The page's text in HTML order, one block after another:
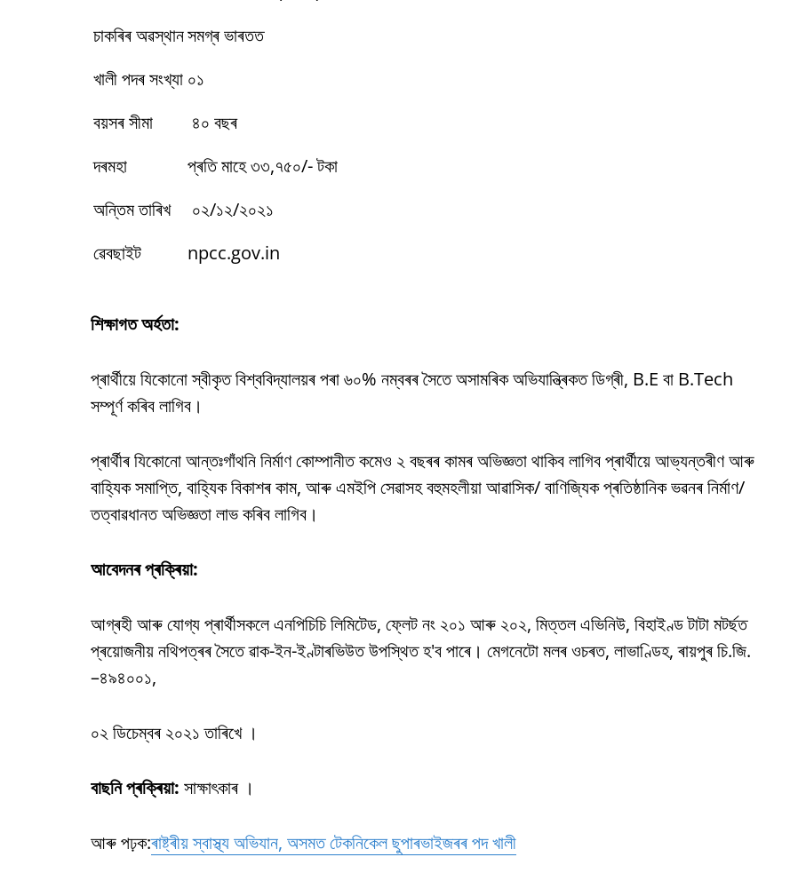
চাকৰিৰ অৱস্থানসমগ্ৰ ভাৰতত
খালী পদৰ সংখ্যা ০১
বয়সৰ সীমা
৪০ বছৰ
দৰমহা
প্ৰতি মাহে ৩৩,৭৫০/- টকা
অন্তিম তাৰিখ
০২/১২/২০২১
ৱেবছাইট
npcc.gov.in
শিক্ষাগত অৰ্হতা:
প্ৰাৰ্থীয়ে যিকোনো স্বীকৃত বিশ্ববিদ্যালয়ৰ পৰা ৬০% নম্বৰৰ সৈতে অসামৰিক অভিযান্ত্ৰিকত ডিগ্ৰী, B.E বা B.Tech
সম্পূৰ্ণ কৰিব লাগিব।
প্ৰাৰ্থীৰ যিকোনো আন্তঃগাঁথনি নিৰ্মাণ কোম্পানীত কমেও ২ বছৰৰ কামৰ অভিজ্ঞতা থাকিব লাগিব প্ৰাৰ্থীয়ে আভ্যন্তৰীণ আৰু
বাহ্যিক সমাপ্তি, বাহ্যিক বিকাশৰ কাম, আৰু এমইপি সেৱাসহ বহুমহলীয়া আৱাসিক/ বাণিজ্যিক প্ৰতিষ্ঠানিক ভৱনৰ নিৰ্মাণ/
তত্বাৱধানত অভিজ্ঞতা লাভ কৰিব লাগিব।
আবেদনৰ প্ৰক্ৰিয়া:
আগ্ৰহী আৰু যোগ্য প্ৰাৰ্থীসকলে এনপিচিচি লিমিটেড, ফ্লেট নং ২০১ আৰু ২০২, মিত্তল এভিনিউ, বিহাইণ্ড টাটা মটৰ্ছত
প্ৰয়োজনীয় নথিপত্ৰৰ সৈতে ৱাক-ইন-ইণ্টাৰভিউত উপস্থিত হ'ব পাৰে। মেগনেটো মলৰ ওচৰত, লাভাণ্ডিহ, ৰায়পুৰ চি.জি.
–৪৯৪০০১,
০২ ডিচেম্বৰ ২০২১ তাৰিখে ।
বাছনি প্ৰক্ৰিয়া: সাক্ষাৎকাৰ ।
আৰু পঢ়ক:ৰাষ্ট্ৰীয় স্বাস্থ্য অভিযান, অসমত টেকনিকেল ছুপাৰভাইজৰৰ পদ খালী